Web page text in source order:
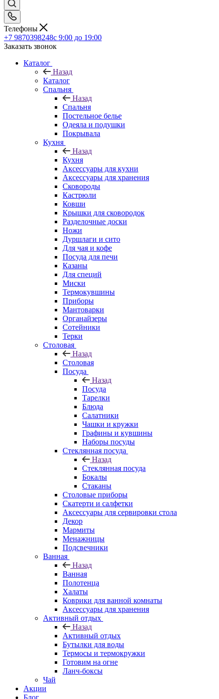
Телефоны
+7 9870398248с 9:00 до 19:00
Заказать звонок
Каталог
Назад
Каталог
Спальня
Назад
Спальня
Постельное белье
Одеяла и подушки
Покрывала
Кухня
Назад
Кухня
Аксессуары для кухни
Аксессуары для хранения
Сковороды
Кастрюли
Ковши
Крышки для сковородок
Разделочные доски
Ножи
Дуршлаги и сито
Для чая и кофе
Посуда для печи
Казаны
Для специй
Миски
Термокувшины
Приборы
Мантоварки
Органайзеры
Сотейники
Терки
Столовая
Назад
Столовая
Посуда
Назад
Посуда
Тарелки
Блюда
Салатники
Чашки и кружки
Графины и кувшины
Наборы посуды
Стеклянная посуда
Назад
Стеклянная посуда
Бокалы
Стаканы
Столовые приборы
Скатерти и салфетки
Аксессуары для сервировки стола
Декор
Мармиты
Менажницы
Подсвечники
Ванная
Назад
Ванная
Полотенца
Халаты
Коврики для ванной комнаты
Аксессуары для хранения
Активный отдых
Назад
Активный отдых
Бутылки для воды
Термосы и термокружки
Готовим на огне
Ланч-боксы
Чай
Акции
Блог